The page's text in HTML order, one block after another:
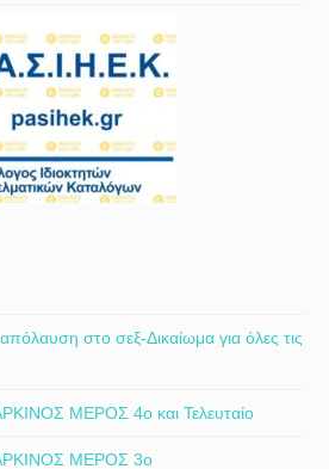
στο σεξ-Δικαίωμα για όλες τις
ΜΕΡΟΣ 4ο και Τελευταίο
ΜΕΡΟΣ 3ο